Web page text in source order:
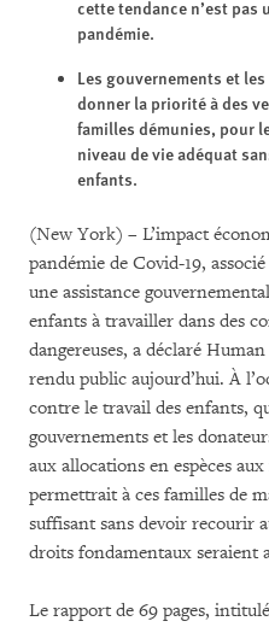
cette tendance n’est pas
pandémie.
Les gouvernements et
donner la priorité à des
familles démunies, pour
niveau de vie adéquat
enfants.
(New York) – L’impact
pandémie de Covid-19,
une assistance
enfants à travailler dans des
dangereuses, a déclaré
rendu public aujourd’hui. À
contre le travail des enfants,
gouvernements et les
aux allocations en espèces
permettrait à ces familles de
suffisant sans devoir recourir
droits fondamentaux seraient
Le rapport de 69 pages, intitulé